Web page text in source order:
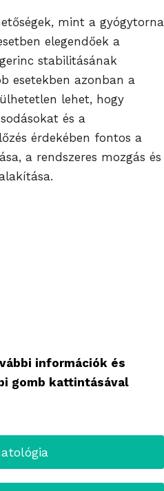
mint a gyógytorna
elegendőek a
stabilitásának
esetekben azonban a
lehet, hogy
és a
érdekében fontos a
a rendszeres mozgás és
információk és
gomb kattintásával